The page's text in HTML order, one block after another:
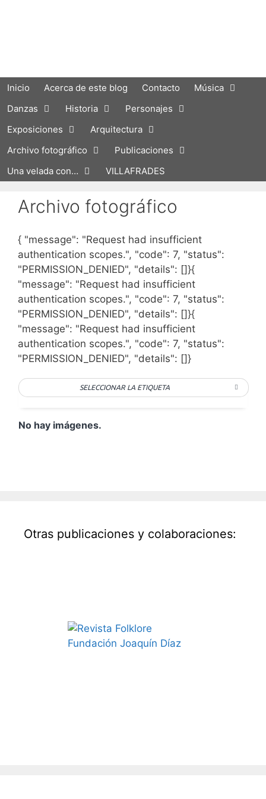
Inicio Acerca de este blog Contacto
Música
Danzas
Historia
Personajes
Exposiciones
Arquitectura
Archivo fotográfico
Publicaciones
Una velada con…
VILLAFRADES
Archivo fotográfico
{ "message": "Request had insufficient
authentication scopes.", "code": 7, "status":
"PERMISSION_DENIED", "details": []}{
"message": "Request had insufficient
authentication scopes.", "code": 7, "status":
"PERMISSION_DENIED", "details": []}{
"message": "Request had insufficient
authentication scopes.", "code": 7, "status":
"PERMISSION_DENIED", "details": []}
SELECCIONAR LA ETIQUETA
No hay imágenes.
Otras publicaciones y colaboraciones: